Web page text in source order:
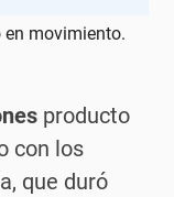
en movimiento.
producto
con los
que duró